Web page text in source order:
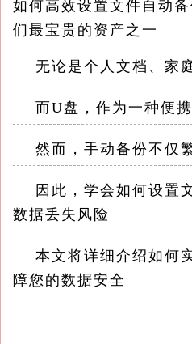
如何高效设置文件自动
们最宝贵的资产之一
无论是个人文档、家
而U盘，作为一种便携
然而，手动备份不仅
因此，学会如何设置
数据丢失风险
本文将详细介绍如何
障您的数据安全